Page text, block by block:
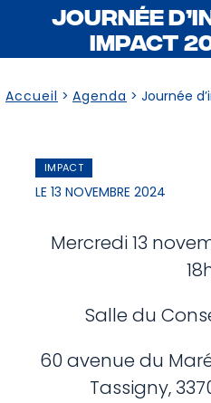
JOURNÉE
IMPACT
Accueil > Agenda > Journée
IMPACT
LE 13 NOVEMBRE 2024
Mercredi 13
Salle du
60 avenue du
Tassigny,